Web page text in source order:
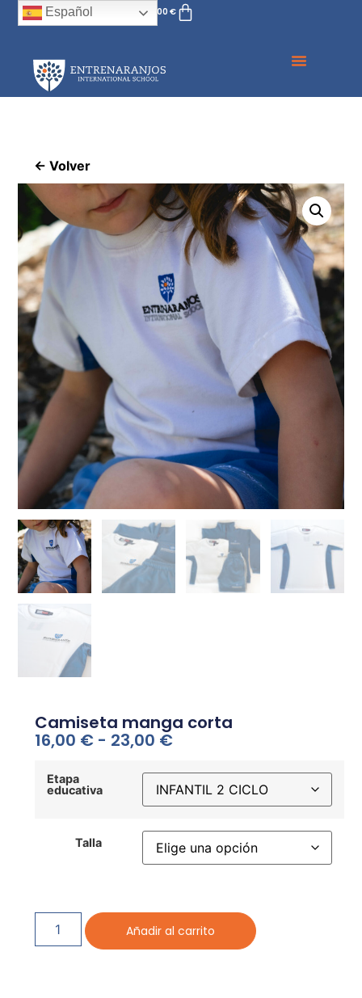
Español 0,00 €
← Volver
Camiseta manga corta
16,00 € - 23,00 €
Etapa
educativa
Talla
Añadir al carrito